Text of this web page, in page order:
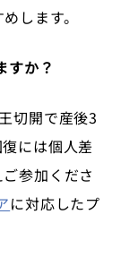
します。
すか？
切開で産後3
には個人差
参加くださ
に対応したプ